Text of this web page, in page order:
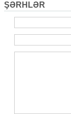
ŞƏRHLƏR